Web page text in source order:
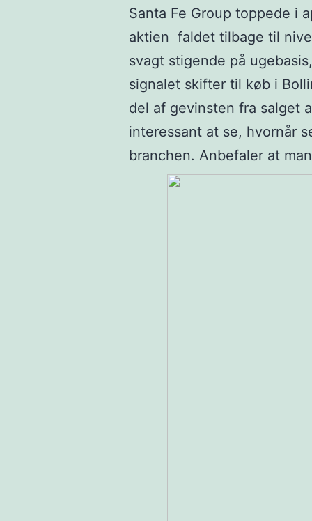
Santa Fe Group toppede i
aktien faldet tilbage til
svagt stigende på
signalet skifter til køb i
del af gevinsten fra salget
interessant at se, hvornår
branchen. Anbefaler at